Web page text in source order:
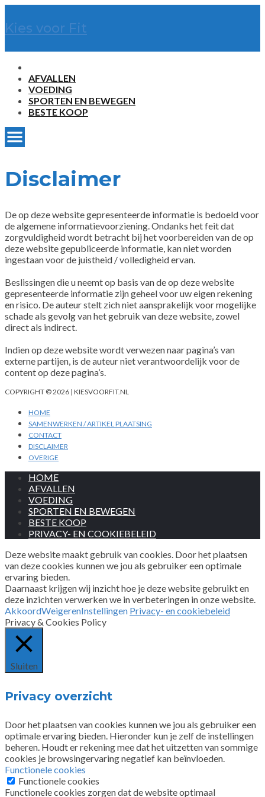
Kies voor Fit
AFVALLEN
VOEDING
SPORTEN EN BEWEGEN
BESTE KOOP
Disclaimer
De op deze website gepresenteerde informatie is bedoeld voor
de algemene informatievoorziening. Ondanks het feit dat
zorgvuldigheid wordt betracht bij het voorbereiden van de op
deze website gepubliceerde informatie, kan niet worden
ingestaan voor de juistheid / volledigheid ervan.
Beslissingen die u neemt op basis van de op deze website
gepresenteerde informatie zijn geheel voor uw eigen rekening
en risico. De auteur stelt zich niet aansprakelijk voor mogelijke
schade als gevolg van het gebruik van deze website, zowel
direct als indirect.
Indien op deze website wordt verwezen naar pagina’s van
externe partijen, is de auteur niet verantwoordelijk voor de
content op deze pagina’s.
COPYRIGHT © 2026 | KIESVOORFIT.NL
HOME
SAMENWERKEN / ARTIKEL PLAATSING
CONTACT
DISCLAIMER
OVERIGE
HOME
AFVALLEN
VOEDING
SPORTEN EN BEWEGEN
BESTE KOOP
PRIVACY- EN COOKIEBELEID
Deze website maakt gebruik van cookies. Door het plaatsen
van deze cookies kunnen we jou als gebruiker een optimale
ervaring bieden.
Daarnaast krijgen wij inzicht hoe je deze website gebruikt en
deze inzichten verwerken we in verbeteringen in onze website.
AkkoordWeigerenInstellingen Privacy- en cookiebeleid
Privacy & Cookies Policy
Sluiten
Privacy overzicht
Door het plaatsen van cookies kunnen we jou als gebruiker een
optimale ervaring bieden. Hieronder kun je zelf de instellingen
beheren. Houdt er rekening mee dat het uitzetten van sommige
cookies je browsingervaring negatief kan beïnvloeden.
Functionele cookies
Functionele cookies
Functionele cookies zorgen dat de website optimaal